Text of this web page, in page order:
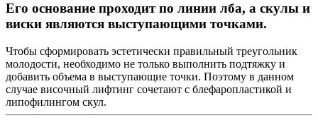
Его основание проходит по линии лба, а скулы и
виски являются выступающими точками.
Чтобы сформировать эстетически правильный треугольник
молодости, необходимо не только выполнить подтяжку и
добавить объема в выступающие точки. Поэтому в данном
случае височный лифтинг сочетают с блефаропластикой и
липофилингом скул.